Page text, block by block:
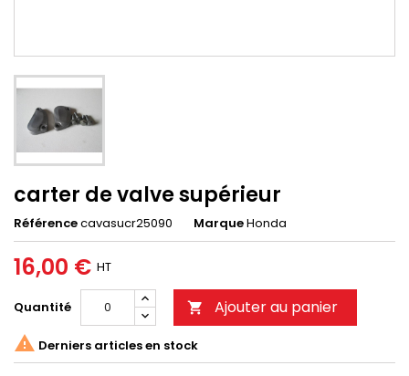
carter de valve supérieur
Référencecavasucr25090 MarqueHonda
16,00 € HT
Quantité  Ajouter au panier
 Derniers articles en stock